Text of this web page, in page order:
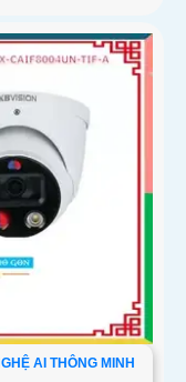
AI THÔNG MINH